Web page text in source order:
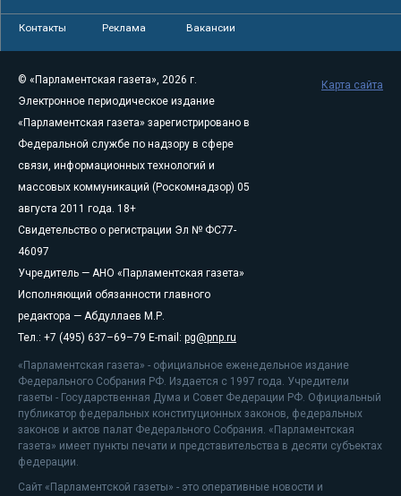
Контакты Реклама Вакансии
© «Парламентская газета», 2026 г.
Электронное периодическое издание
«Парламентская газета» зарегистрировано в
Федеральной службе по надзору в сфере
связи, информационных технологий и
массовых коммуникаций (Роскомнадзор) 05
августа 2011 года. 18+
Свидетельство о регистрации Эл № ФС77-
46097
Учредитель — АНО «Парламентская газета»
Исполняющий обязанности главного
редактора — Абдуллаев М.Р.
Тел.: +7 (495) 637–69–79 E-mail: pg@pnp.ru
«Парламентская газета» - официальное еженедельное издание
Федерального Собрания РФ. Издается с 1997 года. Учредители
газеты - Государственная Дума и Совет Федерации РФ. Официальный
публикатор федеральных конституционных законов, федеральных
законов и актов палат Федерального Собрания. «Парламентская
газета» имеет пункты печати и представительства в десяти субъектах
федерации.
Сайт «Парламентской газеты» - это оперативные новости и
Карта сайта